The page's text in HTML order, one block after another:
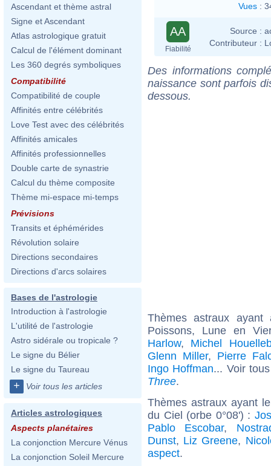
Ascendant et thème astral
Signe et Ascendant
Atlas astrologique gratuit
Calcul de l'élément dominant
Les 360 degrés symboliques
Compatibilité
Compatibilité de couple
Affinités entre célébrités
Love Test avec des célébrités
Affinités amicales
Affinités professionnelles
Double carte de synastrie
Calcul du thème composite
Thème mi-espace mi-temps
Prévisions
Transits et éphémérides
Révolution solaire
Directions secondaires
Directions d'arcs solaires
Bases de l'astrologie
Introduction à l'astrologie
L'utilité de l'astrologie
Astro sidérale ou tropicale ?
Le signe du Bélier
Le signe du Taureau
+ Voir tous les articles
Articles astrologiques
Aspects planétaires
La conjonction Mercure Vénus
La conjonction Soleil Mercure
Vues :
AA
Fiabilité
Source :
Contributeur :
Des informations
naissance sont parfois
dessous.
Thèmes astraux
Poissons, Lune en
Harlow, Michel
Glenn Miller, Pierre
Ingo Hoffman... Voir
Three.
Thèmes astraux ayant
du Ciel (orbe 0°08') :
Pablo Escobar,
Dunst, Liz Greene,
aspect.